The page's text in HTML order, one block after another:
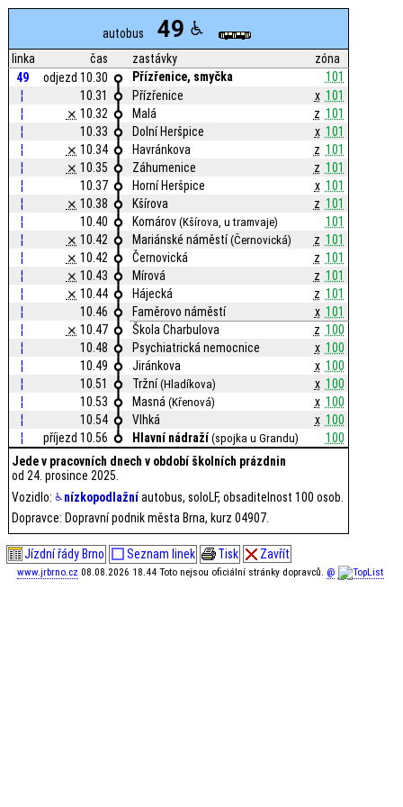
autobus 49
linka čas zastávky
zóna
49
odjezd 10.30 Přízřenice, smyčka
101
¦
10.31 Přízřenice x 101
¦
⨯ 10.32 Malá z 101
¦
10.33 Dolní Heršpice x 101
¦
⨯ 10.34 Havránkova z 101
¦
⨯ 10.35 Záhumenice z 101
¦
10.37 Horní Heršpice x 101
¦
⨯ 10.38 Kšírova z 101
¦
10.40 Komárov(Kšírova, u tramvaje)
101
¦
⨯ 10.42 Mariánské náměstí(Černovická) z 101
¦
⨯ 10.42 Černovická z 101
¦
⨯ 10.43 Mírová z 101
¦
⨯ 10.44 Hájecká z 101
¦
10.46 Faměrovo náměstí x 101
¦
⨯ 10.47 Škola Charbulova z 100
¦
10.48 Psychiatrická nemocnice x 100
¦
10.49 Jiránkova x 100
¦
10.51 Tržní(Hladíkova) x 100
¦
10.53 Masná(Křenová) x 100
¦
10.54 Vlhká x 100
¦
příjezd 10.56 Hlavní nádraží (spojka u Grandu)
100
Jede v pracovních dnech v období školních prázdnin
od 24. prosince 2025.
Vozidlo: nízkopodlažníautobus, soloLF, obsaditelnost 100 osob.
Dopravce: Dopravní podnik města Brna, kurz 04907.
Jízdní řády Brno Seznam linek Tisk Zavřít
www.jrbrno.cz 08.08.2026 18.44 Toto nejsou oficiální stránky dopravců. @